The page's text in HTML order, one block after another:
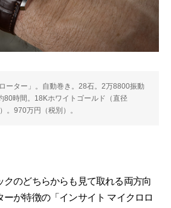
ーター」。自動巻き。28石。2万8800振動
80時間。18Kホワイトゴールド（直径
。970万円（税別）。
のどちらからも見て取れる両方向
ーが特徴の「インサイト マイクロロ